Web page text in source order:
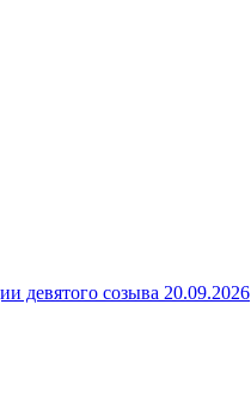
девятого созыва 20.09.2026